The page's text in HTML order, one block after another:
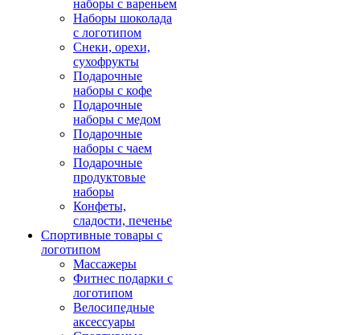
наборы с вареньем
Наборы шоколада
с логотипом
Снеки, орехи,
сухофрукты
Подарочные
наборы с кофе
Подарочные
наборы с медом
Подарочные
наборы с чаем
Подарочные
продуктовые
наборы
Конфеты,
сладости, печенье
Спортивные товары с
логотипом
Массажеры
Фитнес подарки с
логотипом
Велосипедные
аксессуары